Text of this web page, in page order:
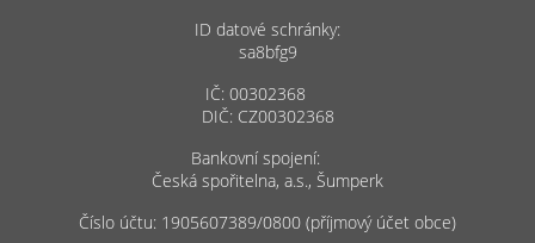
ID datové schránky:
sa8bfg9
IČ: 00302368
DIČ: CZ00302368
Bankovní spojení:
Česká spořitelna, a.s., Šumperk
Číslo účtu: 1905607389/0800 (příjmový účet obce)